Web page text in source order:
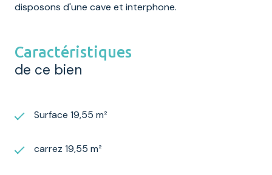
disposons d'une cave et interphone.
Caractéristiques
de ce bien
Surface 19,55 m²
carrez 19,55 m²